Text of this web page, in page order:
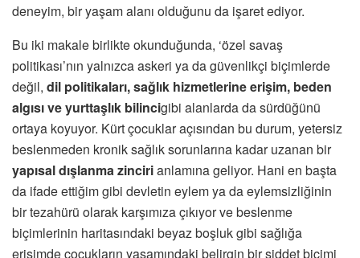
deneyim, bir yaşam alanı olduğunu da işaret ediyor.
Bu iki makale birlikte okunduğunda, ‘özel savaş
politikası’nın yalnızca askeri ya da güvenlikçi biçimlerde
değil, dil politikaları, sağlık hizmetlerine erişim, beden
algısı ve yurttaşlık bilincigibi alanlarda da sürdüğünü
ortaya koyuyor. Kürt çocuklar açısından bu durum, yetersiz
beslenmeden kronik sağlık sorunlarına kadar uzanan bir
yapısal dışlanma zincirianlamına geliyor. Hani en başta
da ifade ettiğim gibi devletin eylem ya da eylemsizliğinin
bir tezahürü olarak karşımıza çıkıyor ve beslenme
biçimlerinin haritasındaki beyaz boşluk gibi sağlığa
erişimde çocukların yaşamındaki belirgin bir şiddet biçimi